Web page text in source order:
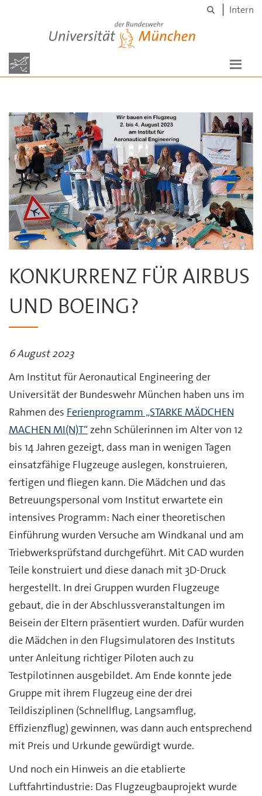
Universität der Bundeswehr München
Intern
KONKURRENZ FÜR AIRBUS
UND BOEING?
6 August 2023
Am Institut für Aeronautical Engineering der
Universität der Bundeswehr München haben uns im
Rahmen des Ferienprogramm „STARKE MÄDCHEN
MACHEN MI(N)T“zehn Schülerinnen im Alter von 12
bis 14 Jahren gezeigt, dass man in wenigen Tagen
einsatzfähige Flugzeuge auslegen, konstruieren,
fertigen und fliegen kann. Die Mädchen und das
Betreuungspersonal vom Institut erwartete ein
intensives Programm: Nach einer theoretischen
Einführung wurden Versuche am Windkanal und am
Triebwerksprüfstand durchgeführt. Mit CAD wurden
Teile konstruiert und diese danach mit 3D-Druck
hergestellt. In drei Gruppen wurden Flugzeuge
gebaut, die in der Abschlussveranstaltungen im
Beisein der Eltern präsentiert wurden. Dafür wurden
die Mädchen in den Flugsimulatoren des Instituts
unter Anleitung richtiger Piloten auch zu
Testpilotinnen ausgebildet. Am Ende konnte jede
Gruppe mit ihrem Flugzeug eine der drei
Teildisziplinen (Schnellflug, Langsamflug,
Effizienzflug) gewinnen, was dann auch entsprechend
mit Preis und Urkunde gewürdigt wurde.
Und noch ein Hinweis an die etablierte
Luftfahrtindustrie: Das Flugzeugbauprojekt wurde